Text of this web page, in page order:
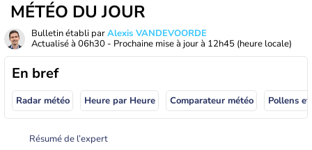
MÉTÉO DU JOUR
Bulletin établi parAlexis VANDEVOORDE
Actualisé à 06h30 - Prochaine mise à jour à 12h45 (heure locale)
En bref
Radar météo Heure par Heure Comparateur météo Pollens
Résumé de l’expert